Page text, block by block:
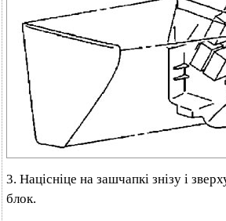
3. Націсніце на зашчапкі знізу і
блок.